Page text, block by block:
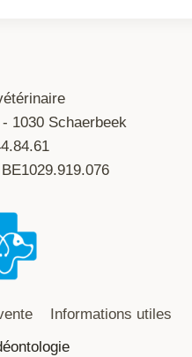
1030 Schaerbeek
Informations utiles